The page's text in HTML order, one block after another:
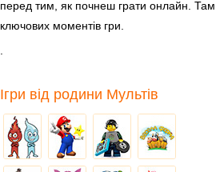
перед тим, як почнеш грати онлайн. Там
ключових моментів гри.
Ігри від родини Мультів